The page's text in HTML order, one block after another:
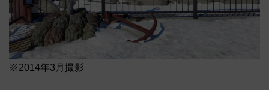
※2014年3月撮影